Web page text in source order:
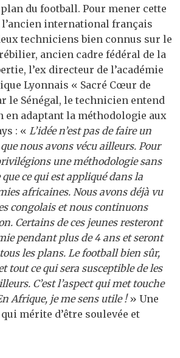
du football. Pour mener cette
international français
techniciens bien connus sur le
ancien cadre fédéral de la
l’ex directeur de l’académie
Lyonnais « Sacré Cœur de
le Sénégal, le technicien entend
en adaptant la méthodologie aux
: « L’idée n’est pas de faire un
nous avons vécu ailleurs. Pour
une méthodologie sans
ce qui est appliqué dans la
africaines. Nous avons déjà vu
congolais et nous continuons
Certains de ces jeunes resteront
pendant plus de 4 ans et seront
les plans. Le football bien sûr,
tout ce qui sera susceptible de les
C’est l’aspect qui met touche
Afrique, je me sens utile !» Une
mérite d’être soulevée et